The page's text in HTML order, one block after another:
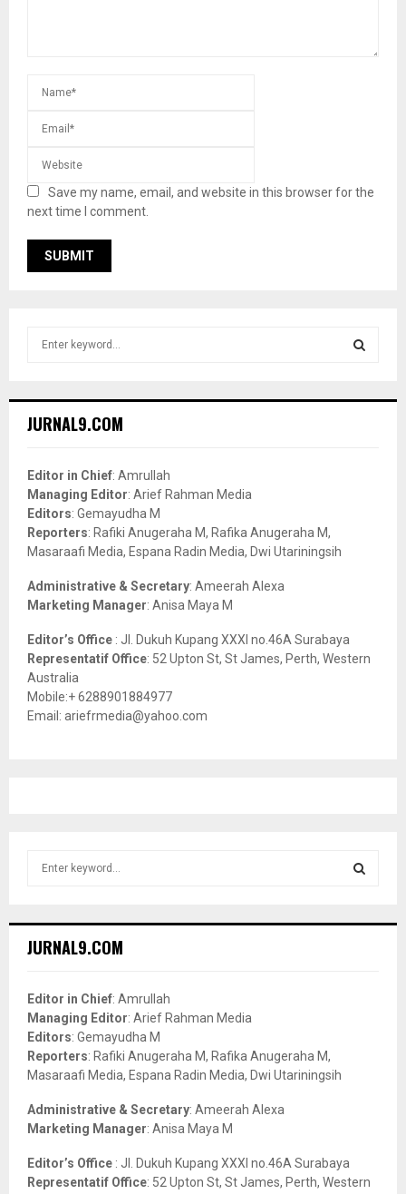
Save my name, email, and website in this browser for the
next time I comment.
h
o
r
:
JURNAL9.COM
Editor in Chief: Amrullah
Managing Editor: Arief Rahman Media
Editors: Gemayudha M
Reporters: Rafiki Anugeraha M, Rafika Anugeraha M,
Masaraafi Media, Espana Radin Media, Dwi Utariningsih
Administrative & Secretary: Ameerah Alexa
Marketing Manager: Anisa Maya M
Editor’s Office : Jl. Dukuh Kupang XXXI no.46A Surabaya
Representatif Office: 52 Upton St, St James, Perth, Western
Australia
Mobile:+ 6288901884977
Email: ariefrmedia@yahoo.com
h
o
r
:
JURNAL9.COM
Editor in Chief: Amrullah
Managing Editor: Arief Rahman Media
Editors: Gemayudha M
Reporters: Rafiki Anugeraha M, Rafika Anugeraha M,
Masaraafi Media, Espana Radin Media, Dwi Utariningsih
Administrative & Secretary: Ameerah Alexa
Marketing Manager: Anisa Maya M
Editor’s Office : Jl. Dukuh Kupang XXXI no.46A Surabaya
Representatif Office: 52 Upton St, St James, Perth, Western